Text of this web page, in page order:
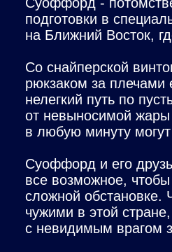
подготовки в
на Ближний Восток,
Со снайперской
рюкзаком за плечами
нелегкий путь по
от невыносимой жары
в любую минуту могут
Суоффорд и его
все возможное,
сложной обстановке.
чужими в этой
с невидимым врагом